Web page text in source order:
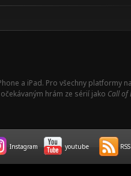
a iPad. Pro všechny platformy
hrám ze sérií jako Call of
Instagram youtube RSS